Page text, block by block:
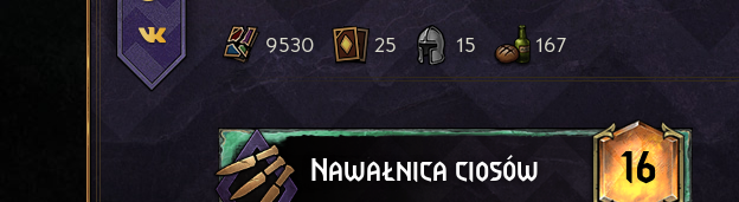
9530 25 15 167
Nawałnica ciosów 16